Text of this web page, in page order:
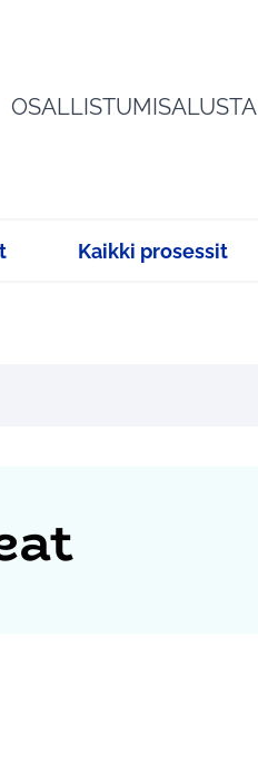
OSALLISTUMISALUSTA
Kaikki prosessit